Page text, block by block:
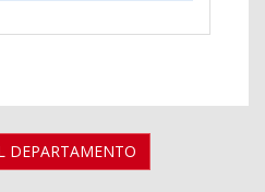
DEPARTAMENTO